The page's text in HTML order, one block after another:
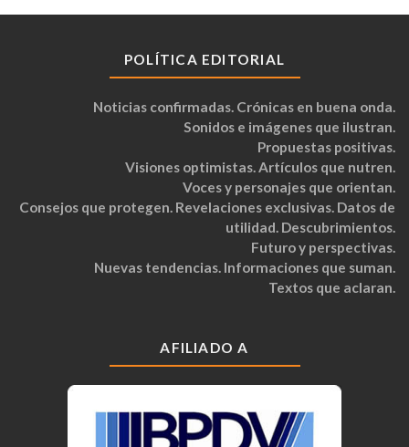
POLÍTICA EDITORIAL
Noticias confirmadas. Crónicas en buena onda.
Sonidos e imágenes que ilustran.
Propuestas positivas.
Visiones optimistas. Artículos que nutren.
Voces y personajes que orientan.
Consejos que protegen. Revelaciones exclusivas. Datos de
utilidad. Descubrimientos.
Futuro y perspectivas.
Nuevas tendencias. Informaciones que suman.
Textos que aclaran.
AFILIADO A